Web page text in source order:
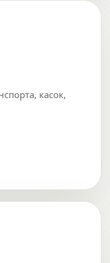
касок,